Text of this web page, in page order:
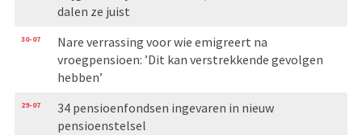
dalen ze juist
30-07
Nare verrassing voor wie emigreert na
vroegpensioen: ’Dit kan verstrekkende gevolgen
hebben’
29-07
34 pensioenfondsen ingevaren in nieuw
pensioenstelsel